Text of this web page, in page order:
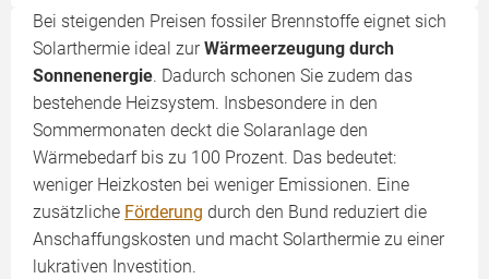
Bei steigenden Preisen fossiler Brennstoffe eignet sich
Solarthermie ideal zurWärmeerzeugung durch
Sonnenenergie. Dadurch schonen Sie zudem das
bestehende Heizsystem. Insbesondere in den
Sommermonaten deckt die Solaranlage den
Wärmebedarf bis zu 100 Prozent. Das bedeutet:
weniger Heizkosten bei weniger Emissionen. Eine
zusätzliche Förderung durch den Bund reduziert die
Anschaffungskosten und macht Solarthermie zu einer
lukrativen Investition.